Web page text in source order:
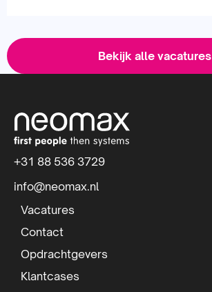
meer
over
Bekijk alle vacatures
S
t
e
o
o
+31 88 536 3729
info@neomax.nl
Vacatures
Contact
Opdrachtgevers
Klantcases